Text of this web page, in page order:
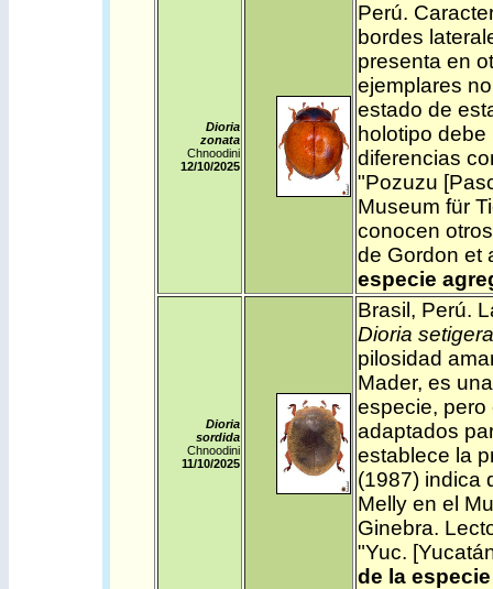
Dioria
zonata
Chnoodini
12/10/2025
Perú.
bordes
presenta en
ejemplares
estado de
holotipo
diferencias
"Pozuzu
Museum für
conocen
de Gordon et
especie
Dioria
sordida
Chnoodini
11/10/2025
Brasil , Perú.
Dioria setigera
pilosidad
Mader, es
especie, pero
adaptados
establece la
(1987) indica
Melly en el
Ginebra.
"Yuc.
de la